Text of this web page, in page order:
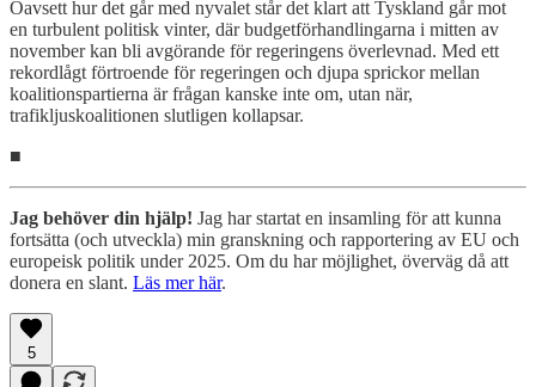
Oavsett hur det går med nyvalet står det klart att Tyskland går mot
en turbulent politisk vinter, där budgetförhandlingarna i mitten av
november kan bli avgörande för regeringens överlevnad. Med ett
rekordlågt förtroende för regeringen och djupa sprickor mellan
koalitionspartierna är frågan kanske inte om, utan när,
trafikljuskoalitionen slutligen kollapsar.
■
Jag behöver din hjälp! Jag har startat en insamling för att kunna
fortsätta (och utveckla) min granskning och rapportering av EU och
europeisk politik under 2025. Om du har möjlighet, överväg då att
donera en slant. Läs mer här.
5